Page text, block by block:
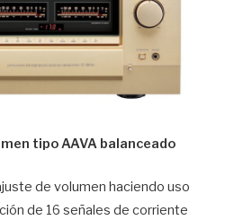
tipo AAVA balanceado
de volumen haciendo uso
de 16 señales de corriente